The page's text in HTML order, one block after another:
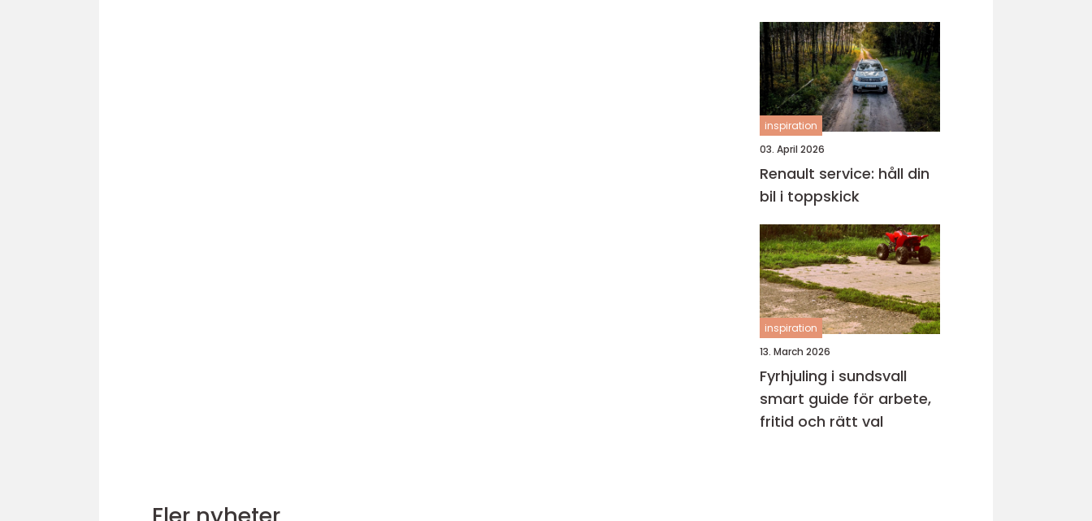
inspiration
03. April 2026
Renault service: håll din
bil i toppskick
inspiration
13. March 2026
Fyrhjuling i sundsvall
smart guide för arbete,
fritid och rätt val